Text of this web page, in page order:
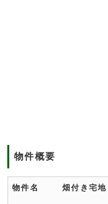
物件概要
物件名 畑付き宅地